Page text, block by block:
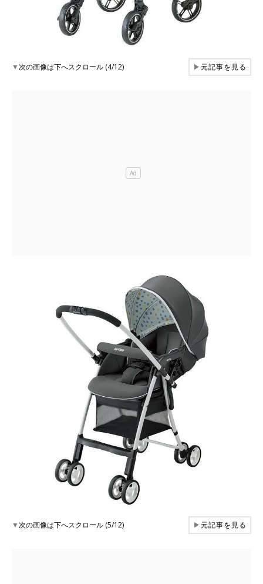
▼次の画像は下へスクロール (4/12) ▶元記事を見る
▼次の画像は下へスクロール (5/12) ▶元記事を見る